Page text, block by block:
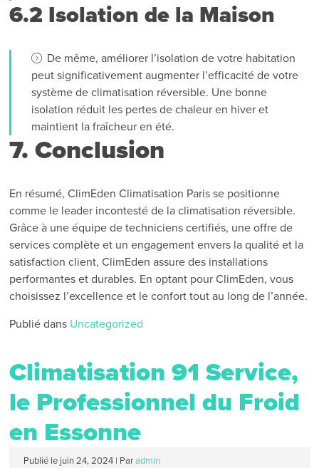
6.2 Isolation de la Maison
De même, améliorer l’isolation de votre habitation
peut significativement augmenter l’efficacité de votre
système de climatisation réversible. Une bonne
isolation réduit les pertes de chaleur en hiver et
maintient la fraîcheur en été.
7. Conclusion
En résumé, ClimEden Climatisation Paris se positionne
comme le leader incontesté de la climatisation réversible.
Grâce à une équipe de techniciens certifiés, une offre de
services complète et un engagement envers la qualité et la
satisfaction client, ClimEden assure des installations
performantes et durables. En optant pour ClimEden, vous
choisissez l’excellence et le confort tout au long de l’année.
Publié dans Uncategorized
Climatisation 91 Service,
le Professionnel du Froid
en Essonne
Publié le juin 24, 2024 | Par admin